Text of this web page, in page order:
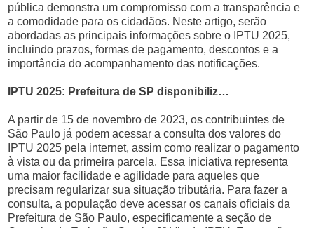
pública demonstra um compromisso com a transparência e
a comodidade para os cidadãos. Neste artigo, serão
abordadas as principais informações sobre o IPTU 2025,
incluindo prazos, formas de pagamento, descontos e a
importância do acompanhamento das notificações.
IPTU 2025: Prefeitura de SP disponibiliz…
A partir de 15 de novembro de 2023, os contribuintes de
São Paulo já podem acessar a consulta dos valores do
IPTU 2025 pela internet, assim como realizar o pagamento
à vista ou da primeira parcela. Essa iniciativa representa
uma maior facilidade e agilidade para aqueles que
precisam regularizar sua situação tributária. Para fazer a
consulta, a população deve acessar os canais oficiais da
Prefeitura de São Paulo, especificamente a seção de